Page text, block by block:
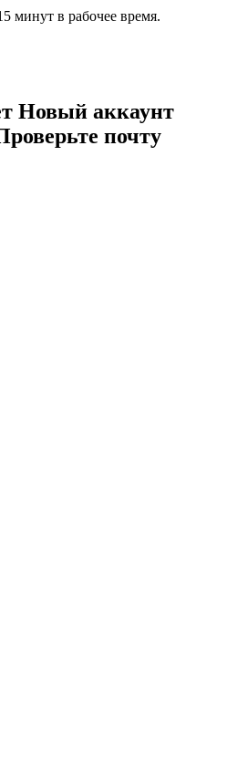
минут в рабочее время.
Новый аккаунт
почту